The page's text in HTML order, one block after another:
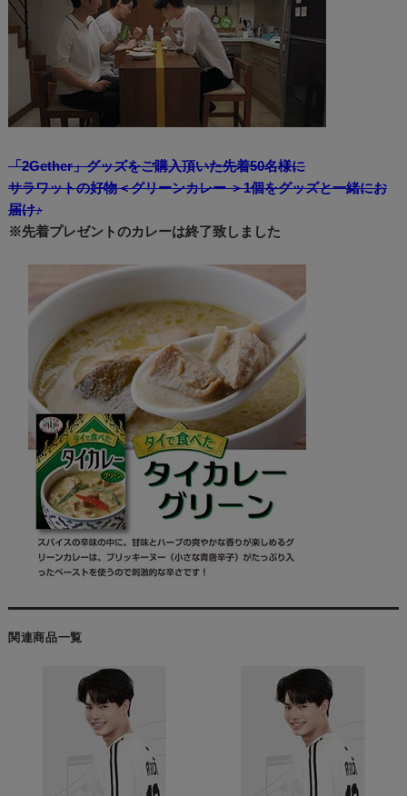
「2Gether」グッズをご購入頂いた先着50名様に
サラワットの好物＜グリーンカレー ＞1個をグッズと一緒にお
届け♪
※先着プレゼントのカレーは終了致しました
関連商品一覧